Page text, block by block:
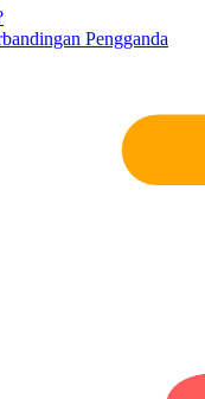
Pengganda